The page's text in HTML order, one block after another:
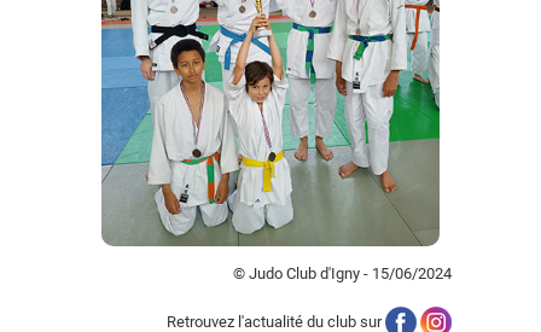
© Judo Club d'Igny - 15/06/2024
Retrouvez l'actualité du club sur